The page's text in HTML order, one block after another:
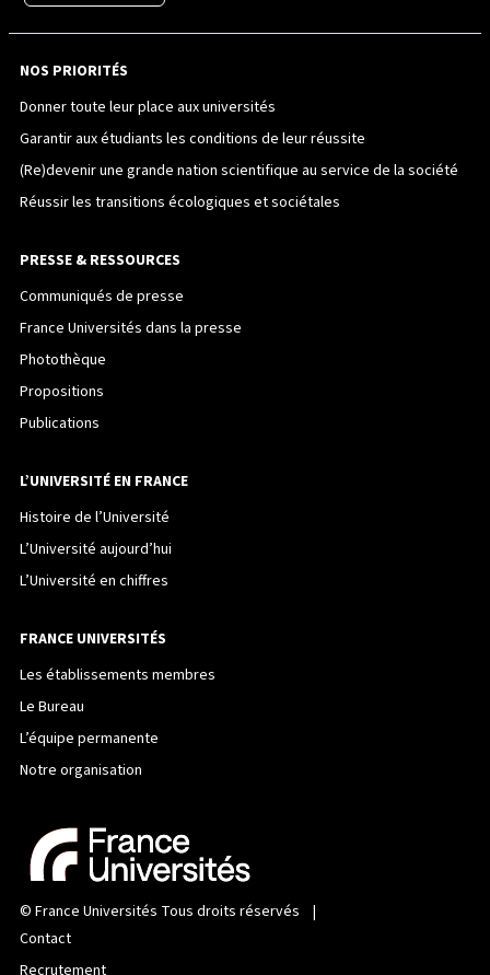
NOS PRIORITÉS
Donner toute leur place aux universités
Garantir aux étudiants les conditions de leur réussite
(Re)devenir une grande nation scientifique au service de la société
Réussir les transitions écologiques et sociétales
PRESSE & RESSOURCES
Communiqués de presse
France Universités dans la presse
Photothèque
Propositions
Publications
L’UNIVERSITÉ EN FRANCE
Histoire de l’Université
L’Université aujourd’hui
L’Université en chiffres
FRANCE UNIVERSITÉS
Les établissements membres
Le Bureau
L’équipe permanente
Notre organisation
© France Universités Tous droits réservés |
Contact
Recrutement